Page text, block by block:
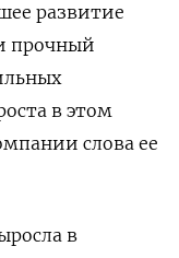
развитие
прочный
в этом
слова ее
в